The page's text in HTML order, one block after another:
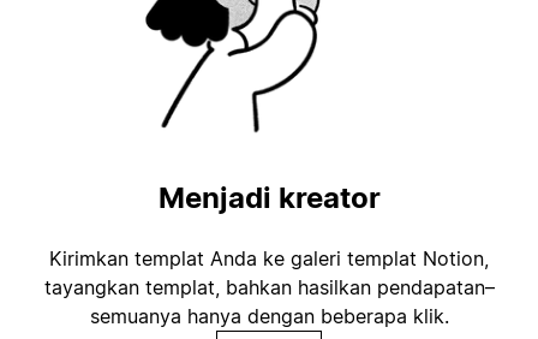
Menjadi kreator
Kirimkan templat Anda ke galeri templat Notion,
tayangkan templat, bahkan hasilkan pendapatan–
semuanya hanya dengan beberapa klik.